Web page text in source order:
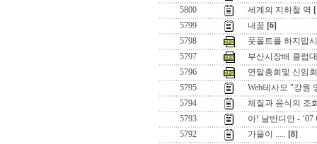
5800
세계의 지하철 역
5799
내꿈 [6]
5798
풋폴트를 하지맙
5797
부산시장배 클럽
5796
연말총회및 신임
5795
Web테사모 "강원
5794
체질과 음식의 조
5793
아! 날반디안 - ‘07
5792
가을이 ..... [8]